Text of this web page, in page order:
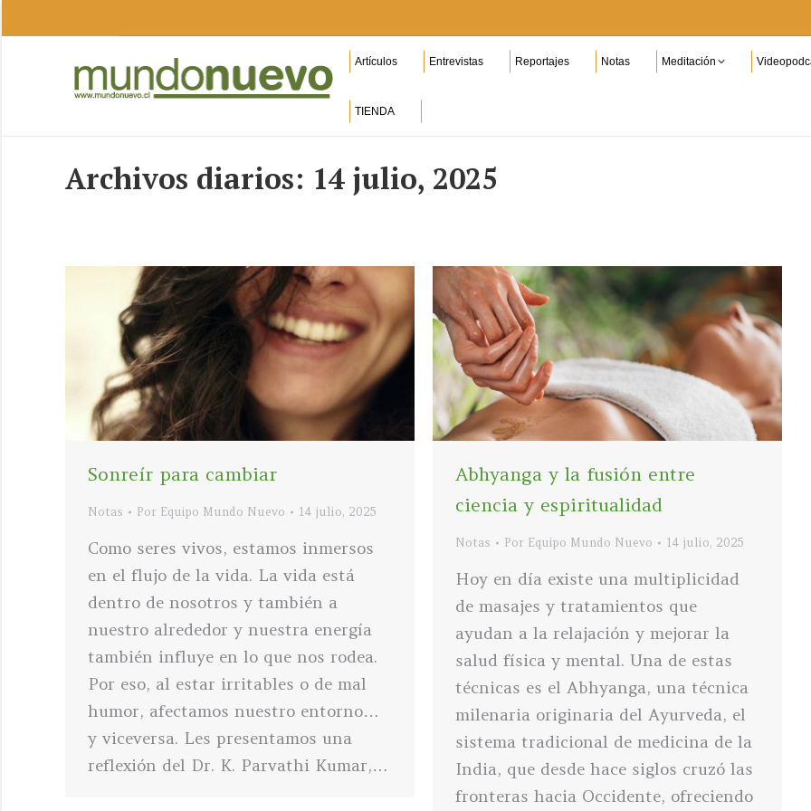
Artículos Entrevistas Reportajes Notas Meditación
TIENDA
Archivos diarios: 14 julio, 2025
Sonreír para cambiar
Notas Por Equipo Mundo Nuevo 14 julio, 2025
Como seres vivos, estamos inmersos
en el flujo de la vida. La vida está
dentro de nosotros y también a
nuestro alrededor y nuestra energía
también influye en lo que nos rodea.
Por eso, al estar irritables o de mal
humor, afectamos nuestro entorno…
y viceversa. Les presentamos una
reflexión del Dr. K. Parvathi Kumar,…
Abhyanga y la fusión entre
ciencia y espiritualidad
Notas Por Equipo Mundo Nuevo 14 julio, 2025
Hoy en día existe una multiplicidad
de masajes y tratamientos que
ayudan a la relajación y mejorar la
salud física y mental. Una de estas
técnicas es el Abhyanga, una técnica
milenaria originaria del Ayurveda, el
sistema tradicional de medicina de la
India, que desde hace siglos cruzó las
fronteras hacia Occidente, ofreciendo